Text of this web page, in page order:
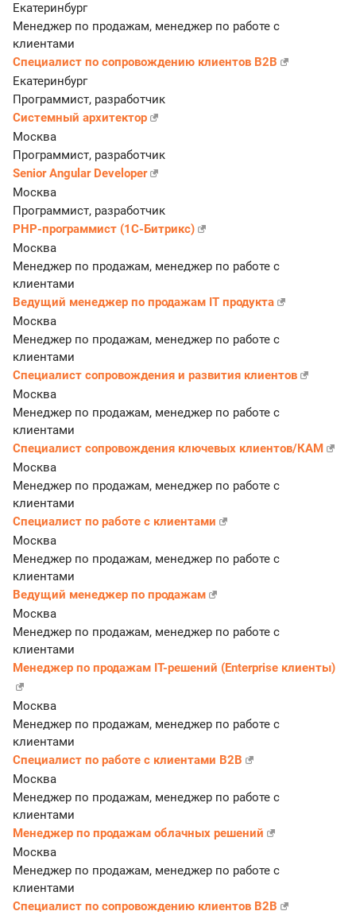
Екатеринбург
Менеджер по продажам, менеджер по работе с
клиентами
Специалист по сопровождению клиентов B2B
Екатеринбург
Программист, разработчик
Системный архитектор
Москва
Программист, разработчик
Senior Angular Developer
Москва
Программист, разработчик
PHP-программист (1С-Битрикс)
Москва
Менеджер по продажам, менеджер по работе с
клиентами
Ведущий менеджер по продажам IT продукта
Москва
Менеджер по продажам, менеджер по работе с
клиентами
Специалист сопровождения и развития клиентов
Москва
Менеджер по продажам, менеджер по работе с
клиентами
Специалист сопровождения ключевых клиентов/КАМ
Москва
Менеджер по продажам, менеджер по работе с
клиентами
Специалист по работе с клиентами
Москва
Менеджер по продажам, менеджер по работе с
клиентами
Ведущий менеджер по продажам
Москва
Менеджер по продажам, менеджер по работе с
клиентами
Менеджер по продажам IT-решений (Enterprise клиенты)
Москва
Менеджер по продажам, менеджер по работе с
клиентами
Специалист по работе с клиентами B2B
Москва
Менеджер по продажам, менеджер по работе с
клиентами
Менеджер по продажам облачных решений
Москва
Менеджер по продажам, менеджер по работе с
клиентами
Специалист по сопровождению клиентов B2B